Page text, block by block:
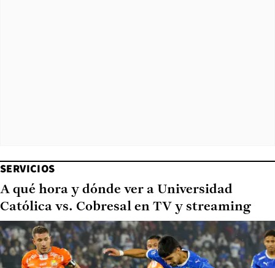
SERVICIOS
A qué hora y dónde ver a Universidad
Católica vs. Cobresal en TV y streaming